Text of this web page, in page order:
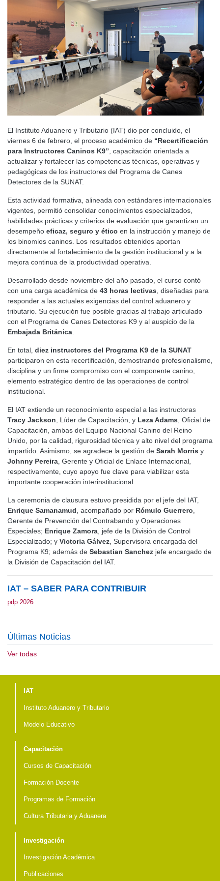
El Instituto Aduanero y Tributario (IAT) dio por concluido, el
viernes 6 de febrero, el proceso académico de “Recertificación
para Instructores Caninos K9” , capacitación orientada a
actualizar y fortalecer las competencias técnicas, operativas y
pedagógicas de los instructores del Programa de Canes
Detectores de la SUNAT.
Esta actividad formativa, alineada con estándares internacionales
vigentes, permitió consolidar conocimientos especializados,
habilidades prácticas y criterios de evaluación que garantizan un
desempeño eficaz, seguro y ético en la instrucción y manejo de
los binomios caninos. Los resultados obtenidos aportan
directamente al fortalecimiento de la gestión institucional y a la
mejora continua de la productividad operativa.
Desarrollado desde noviembre del año pasado, el curso contó
con una carga académica de 43 horas lectivas , diseñadas para
responder a las actuales exigencias del control aduanero y
tributario. Su ejecución fue posible gracias al trabajo articulado
con el Programa de Canes Detectores K9 y al auspicio de la
Embajada Británica
En total, diez instructores del Programa K9 de la SUNAT
participaron en esta recertificación, demostrando profesionalismo,
disciplina y un firme compromiso con el componente canino,
elemento estratégico dentro de las operaciones de control
institucional.
El IAT extiende un reconocimiento especial a las instructoras
Tracy Jackson , Líder de Capacitación, y Leza Adams , Oficial de
Capacitación, ambas del Equipo Nacional Canino del Reino
Unido, por la calidad, rigurosidad técnica y alto nivel del programa
impartido. Asimismo, se agradece la gestión de Sarah Morris y
Johnny Pereira , Gerente y Oficial de Enlace Internacional,
respectivamente, cuyo apoyo fue clave para viabilizar esta
importante cooperación interinstitucional.
La ceremonia de clausura estuvo presidida por el jefe del IAT,
Enrique Samanamud , acompañado por Rómulo Guerrero
Gerente de Prevención del Contrabando y Operaciones
Especiales; Enrique Zamora , jefe de la División de Control
Especializado; y Victoria Gálvez , Supervisora encargada del
Programa K9; además de Sebastian Sanchez jefe encargado de
la División de Capacitación del IAT.
IAT – SABER PARA CONTRIBUIR
pdp 2026
Últimas Noticias
Ver todas
Menú del pie
IAT
Instituto Aduanero y Tributario
Modelo Educativo
Capacitación
Cursos de Capacitación
Formación Docente
Programas de Formación
Cultura Tributaria y Aduanera
Investigación
Investigación Académica
Publicaciones